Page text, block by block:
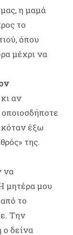
η μαμά
το
όπου
μέχρι να
αν
έξω
της.
να
μητέρα μου
το
Την
ο δείνα